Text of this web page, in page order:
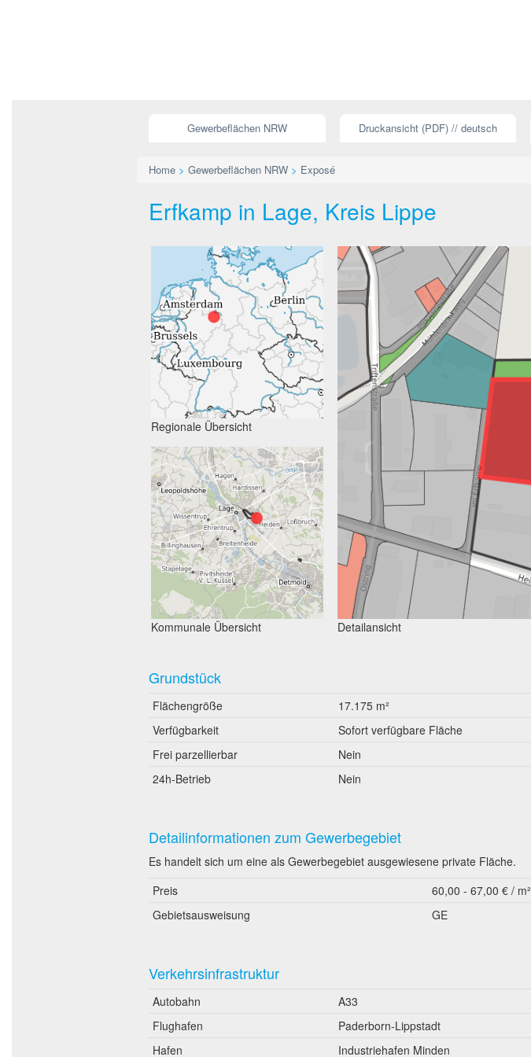
Gewerbeflächen NRW Druckansicht (PDF) // deutsch
Home > Gewerbeflächen NRW > Exposé
Erfkamp in Lage, Kreis Lippe
Regionale Übersicht
Kommunale Übersicht Detailansicht
Grundstück
Flächengröße
17.175 m²
Verfügbarkeit
Sofort verfügbare Fläche
Frei parzellierbar
Nein
24h-Betrieb
Nein
Detailinformationen zum Gewerbegebiet
Es handelt sich um eine als Gewerbegebiet ausgewiesene private Fläche.
Preis
60,00 - 67,00 € / m²
Gebietsausweisung
GE
Verkehrsinfrastruktur
Autobahn A33
Flughafen
Paderborn-Lippstadt
Hafen
Industriehafen Minden